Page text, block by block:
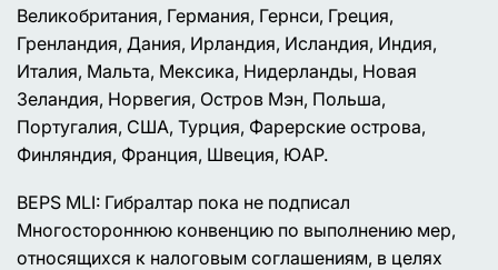
Великобритания, Германия, Гернси, Греция,
Гренландия, Дания, Ирландия, Исландия, Индия,
Италия, Мальта, Мексика, Нидерланды, Новая
Зеландия, Норвегия, Остров Мэн, Польша,
Португалия, США, Турция, Фарерские острова,
Финляндия, Франция, Швеция, ЮАР.
BEPS MLI: Гибралтар пока не подписал
Многостороннюю конвенцию по выполнению мер,
относящихся к налоговым соглашениям, в целях